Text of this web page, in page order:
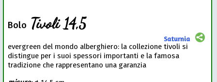
Bolo Tivoli 14,5
Saturnia
evergreen del mondo alberghiero: la collezione tivoli si
distingue per i suoi spessori importanti e la famosa
tradizione che rappresentano una garanzia